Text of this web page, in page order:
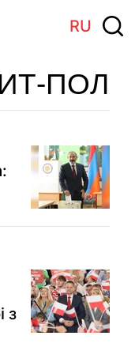
RU
ПОЛ
з